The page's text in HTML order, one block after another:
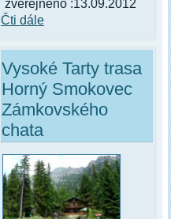
zveřejněno :13.09.2012
Čti dále
Vysoké Tarty trasa
Horný Smokovec
Zámkovského
chata